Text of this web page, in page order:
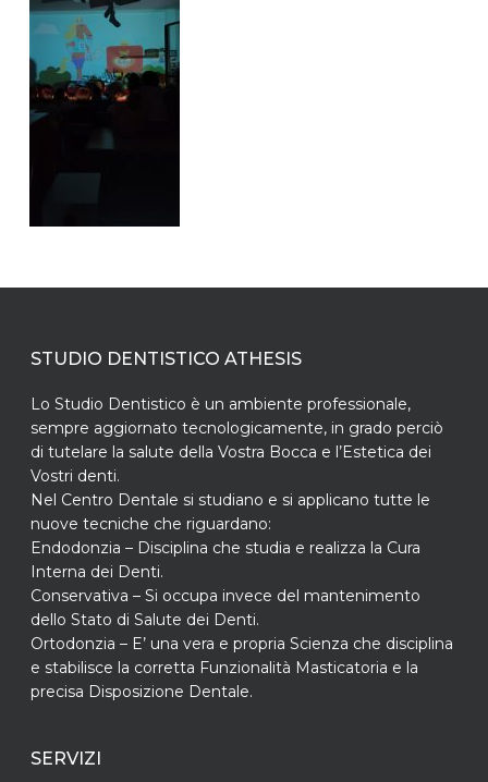
STUDIO DENTISTICO ATHESIS
Lo Studio Dentistico è un ambiente professionale,
sempre aggiornato tecnologicamente, in grado perciò
di tutelare la salute della Vostra Bocca e l’Estetica dei
Vostri denti.
Nel Centro Dentale si studiano e si applicano tutte le
nuove tecniche che riguardano:
Endodonzia – Disciplina che studia e realizza la Cura
Interna dei Denti.
Conservativa – Si occupa invece del mantenimento
dello Stato di Salute dei Denti.
Ortodonzia – E’ una vera e propria Scienza che disciplina
e stabilisce la corretta Funzionalità Masticatoria e la
precisa Disposizione Dentale.
SERVIZI